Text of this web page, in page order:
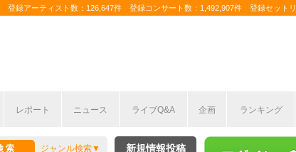
登録アーティスト数：126,647件 登録コンサート数：1,492,907件 登録セット
レポート ニュース ライブQ&A 企画 ランキング
ジャンル検索 新規情報投稿